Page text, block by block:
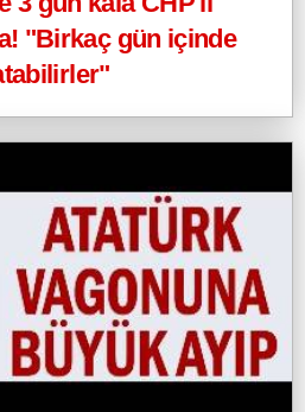
"Birkaç gün içinde